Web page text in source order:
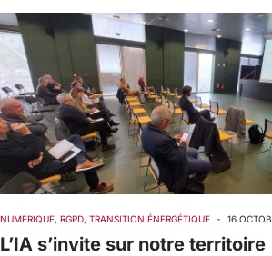
NUMÉRIQUE, RGPD, TRANSITION ÉNERGÉTIQUE - 16
L’IA s’invite sur notre territoire